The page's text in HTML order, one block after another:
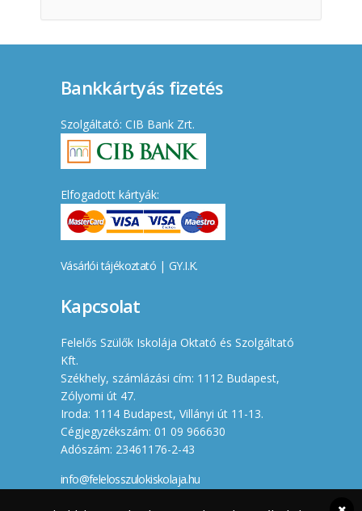
Bankkártyás fizetés
Szolgáltató: CIB Bank Zrt.
Elfogadott kártyák:
Vásárlói tájékoztató | GY.I.K.
Kapcsolat
Felelős Szülők Iskolája Oktató és Szolgáltató
Kft.
Székhely, számlázási cím: 1112 Budapest,
Zólyomi út 47.
Iroda: 1114 Budapest, Villányi út 11-13.
Cégjegyzékszám: 01 09 966630
Adószám: 23461176-2-43
info@felelosszulokiskolaja.hu